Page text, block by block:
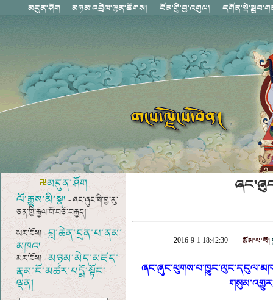
མདུན་ཤོག
ལོ་རྒྱུས་མི་སྣ། - ཞང་ཞུང་གི་བྱ་རུ་
ཅན་གྱི་རྒྱལ་པོ་བཅོ་བརྒྱད།
ཡར་ངོས། -བླ་ཆེན་དྲན་པ་ནམ་
མཁའ།
མར་ངོས། -མཉམ་མེད་མཛད་
རྣམ་ངོ་མཚར་པདྨོ་སྟོང་
ལྡན།
2016-9-1 18:42:30 རྩོམ་པ་པོ།